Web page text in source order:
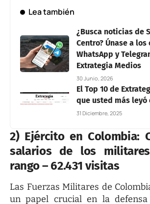
Lea también
¿Busca noticias de
Centro? Únase a
WhatsApp y
Extrategia Medios
30 Junio, 2026
El Top 10 de
que usted más leyó
31 Diciembre, 2025
2) Ejército en Colombia:
salarios de los
rango – 62.431 visitas
Las Fuerzas Militares de
un papel crucial en la